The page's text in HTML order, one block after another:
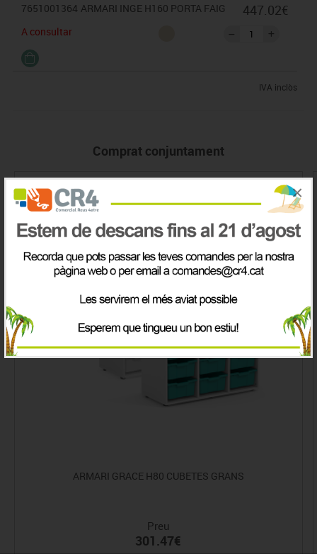
×
7651001364 ARMARI INGE H160 PORTA FAIG
A consultar
447.02€
IVA inclòs
Comprat conjuntament
ARMARI GRACE H80 CUBETES GRANS
Preu
301.47€